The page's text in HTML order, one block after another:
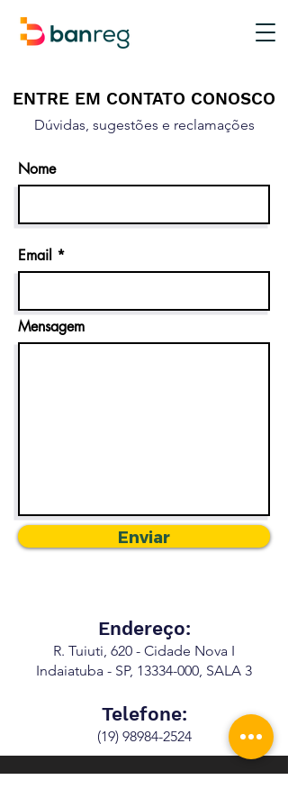
ENTRE EM CONTATO CONOSCO
Dúvidas, sugestões e reclamações
Nome
Email
Mensagem
Enviar
Endereço:
R. Tuiuti, 620 - Cidade Nova I
Indaiatuba - SP, 13334-000, SALA 3
Telefone:
(19) 98984-2524